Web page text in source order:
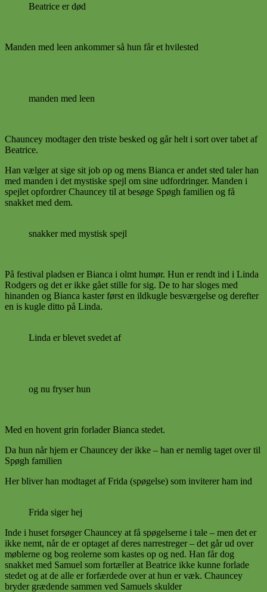
Beatrice er død
Manden med leen ankommer så hun får et hvilested
manden med leen
Chauncey modtager den triste besked og går helt i sort over tabet af
Beatrice.
Han vælger at sige sit job op og mens Bianca er andet sted taler han
med manden i det mystiske spejl om sine udfordringer. Manden i
spejlet opfordrer Chauncey til at besøge Spøgh familien og få
snakket med dem.
snakker med mystisk spejl
På festival pladsen er Bianca i olmt humør. Hun er rendt ind i Linda
Rodgers og det er ikke gået stille for sig. De to har sloges med
hinanden og Bianca kaster først en ildkugle besværgelse og derefter
en is kugle ditto på Linda.
Linda er blevet svedet af
og nu fryser hun
Med en hovent grin forlader Bianca stedet.
Da hun når hjem er Chauncey der ikke – han er nemlig taget over til
Spøgh familien
Her bliver han modtaget af Frida (spøgelse) som inviterer ham ind
Frida siger hej
Inde i huset forsøger Chauncey at få spøgelserne i tale – men det er
ikke nemt, når de er optaget af deres narrestreger – det går ud over
møblerne og bog reolerne som kastes op og ned. Han får dog
snakket med Samuel som fortæller at Beatrice ikke kunne forlade
stedet og at de alle er forfærdede over at hun er væk. Chauncey
bryder grædende sammen ved Samuels skulder